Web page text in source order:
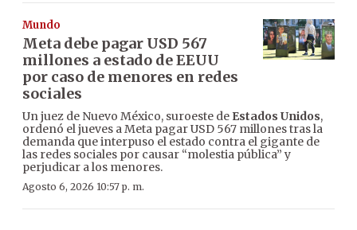
Mundo
Meta debe pagar USD 567
millones a estado de EEUU
por caso de menores en redes
sociales
Un juez de Nuevo México, suroeste de Estados Unidos,
ordenó el jueves a Meta pagar USD 567 millones tras la
demanda que interpuso el estado contra el gigante de
las redes sociales por causar “molestia pública” y
perjudicar a los menores.
Agosto 6, 2026 10:57 p. m.